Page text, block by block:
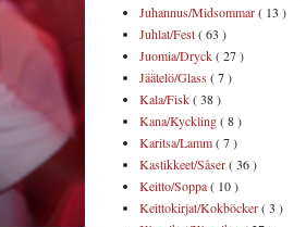
Juhannus/Midsommar( 13 )
Juhlat/Fest( 63 )
Juomia/Dryck( 27 )
Jäätelö/Glass ( 7 )
Kala/Fisk( 38 )
Kana/Kyckling( 8 )
Karitsa/Lamm( 7 )
Kastikkeet/Såser( 36 )
Keitto/Soppa( 10 )
Keittokirjat/Kokböcker( 3 )